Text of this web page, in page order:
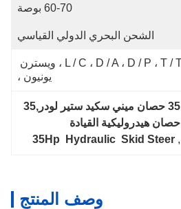
60-70 بوصة
الشحن البحري الدولي القياسي
L / C ، D / A ، D / P ، T / T ، ويسترن
يونيون ،
35 حصان ميني سكيد ستير لودر,35
حصان هيدروليكية القيادة
,
35Hp  Hydraulic  Skid Steer
وصف المنتج